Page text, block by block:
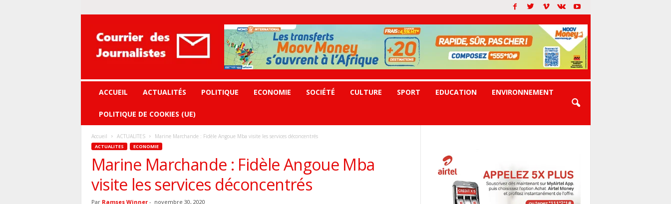
journalistes
ACCUEIL ACTUALITÉS POLITIQUE ECONOMIE SOCIÉTÉ CULTURE SPORT EDUCATION ENVIRONNEMENT
POLITIQUE DE COOKIES (UE)
Accueil ACTUALITES Marine Marchande : Fidèle Angoue Mba visite les services déconcentrés
ACTUALITES ECONOMIE
Marine Marchande : Fidèle Angoue Mba
visite les services déconcentrés
Par Ramses Winner- novembre 30, 2020